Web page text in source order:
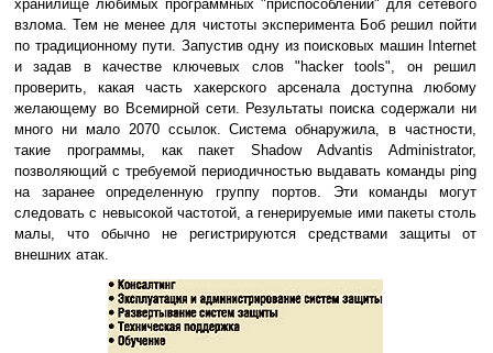
хранилище любимых программных "приспособлений" для сетевого
взлома. Тем не менее для чистоты эксперимента Боб решил пойти
по традиционному пути. Запустив одну из поисковых машин Internet
и задав в качестве ключевых слов "hacker tools", он решил
проверить, какая часть хакерского арсенала доступна любому
желающему во Всемирной сети. Результаты поиска содержали ни
много ни мало 2070 ссылок. Система обнаружила, в частности,
такие программы, как пакет Shadow Advantis Administrator,
позволяющий с требуемой периодичностью выдавать команды ping
на заранее определенную группу портов. Эти команды могут
следовать с невысокой частотой, а генерируемые ими пакеты столь
малы, что обычно не регистрируются средствами защиты от
внешних атак.